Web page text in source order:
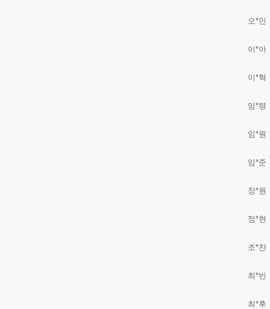
오*민
이*아
이*혁
임*령
임*원
임*준
장*원
정*현
조*찬
최*빈
최*후